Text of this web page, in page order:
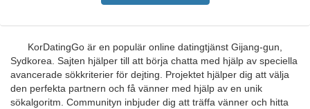
KorDatingGo är en populär online datingtjänst Gijang-gun,
Sydkorea. Sajten hjälper till att börja chatta med hjälp av speciella
avancerade sökkriterier för dejting. Projektet hjälper dig att välja
den perfekta partnern och få vänner med hjälp av en unik
sökalgoritm. Communityn inbjuder dig att träffa vänner och hitta